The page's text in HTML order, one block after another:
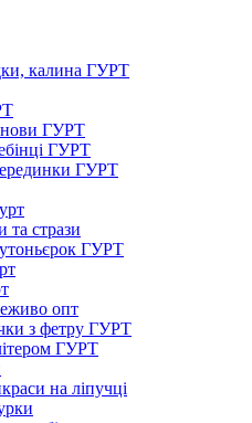
калина ГУРТ
ГУРТ
ГУРТ
ГУРТ
та стрази
ГУРТ
опт
з фетру ГУРТ
ГУРТ
на ліпучці